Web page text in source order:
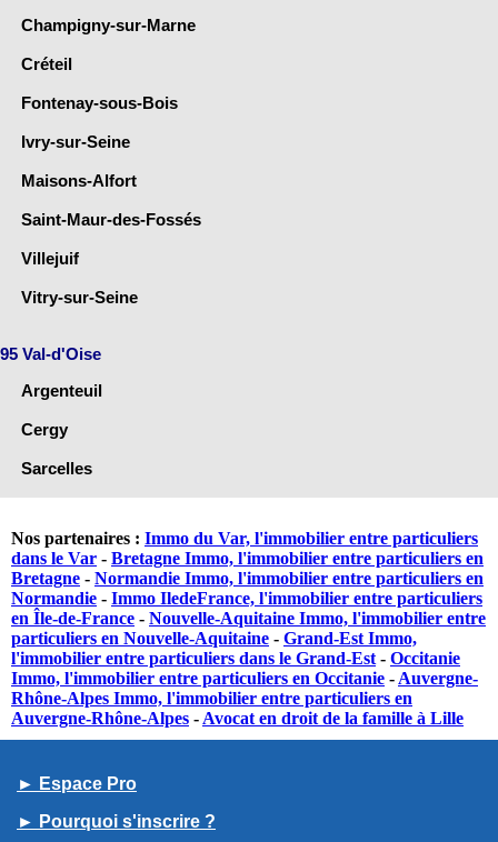
Champigny-sur-Marne
Créteil
Fontenay-sous-Bois
Ivry-sur-Seine
Maisons-Alfort
Saint-Maur-des-Fossés
Villejuif
Vitry-sur-Seine
95 Val-d'Oise
Argenteuil
Cergy
Sarcelles
Nos partenaires : Immo du Var, l'immobilier entre particuliers
dans le Var - Bretagne Immo, l'immobilier entre particuliers en
Bretagne - Normandie Immo, l'immobilier entre particuliers en
Normandie - Immo IledeFrance, l'immobilier entre particuliers
en Île-de-France - Nouvelle-Aquitaine Immo, l'immobilier entre
particuliers en Nouvelle-Aquitaine - Grand-Est Immo,
l'immobilier entre particuliers dans le Grand-Est - Occitanie
Immo, l'immobilier entre particuliers en Occitanie - Auvergne-
Rhône-Alpes Immo, l'immobilier entre particuliers en
Auvergne-Rhône-Alpes - Avocat en droit de la famille à Lille
► Espace Pro
► Pourquoi s'inscrire ?